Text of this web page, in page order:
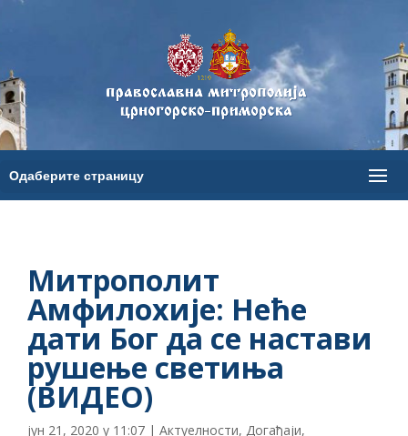
Митрополит
Амфилохије: Неће
дати Бог да се настави
рушење светиња
(ВИДЕО)
јун 21, 2020 у 11:07 | Актуелности, Догађаји,